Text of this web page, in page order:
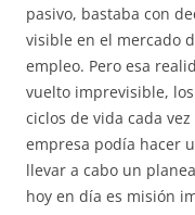
pasivo, bastaba con
visible en el mercado
empleo. Pero esa
vuelto imprevisible,
ciclos de vida cada
empresa podía hacer
llevar a cabo un
hoy en día es misión